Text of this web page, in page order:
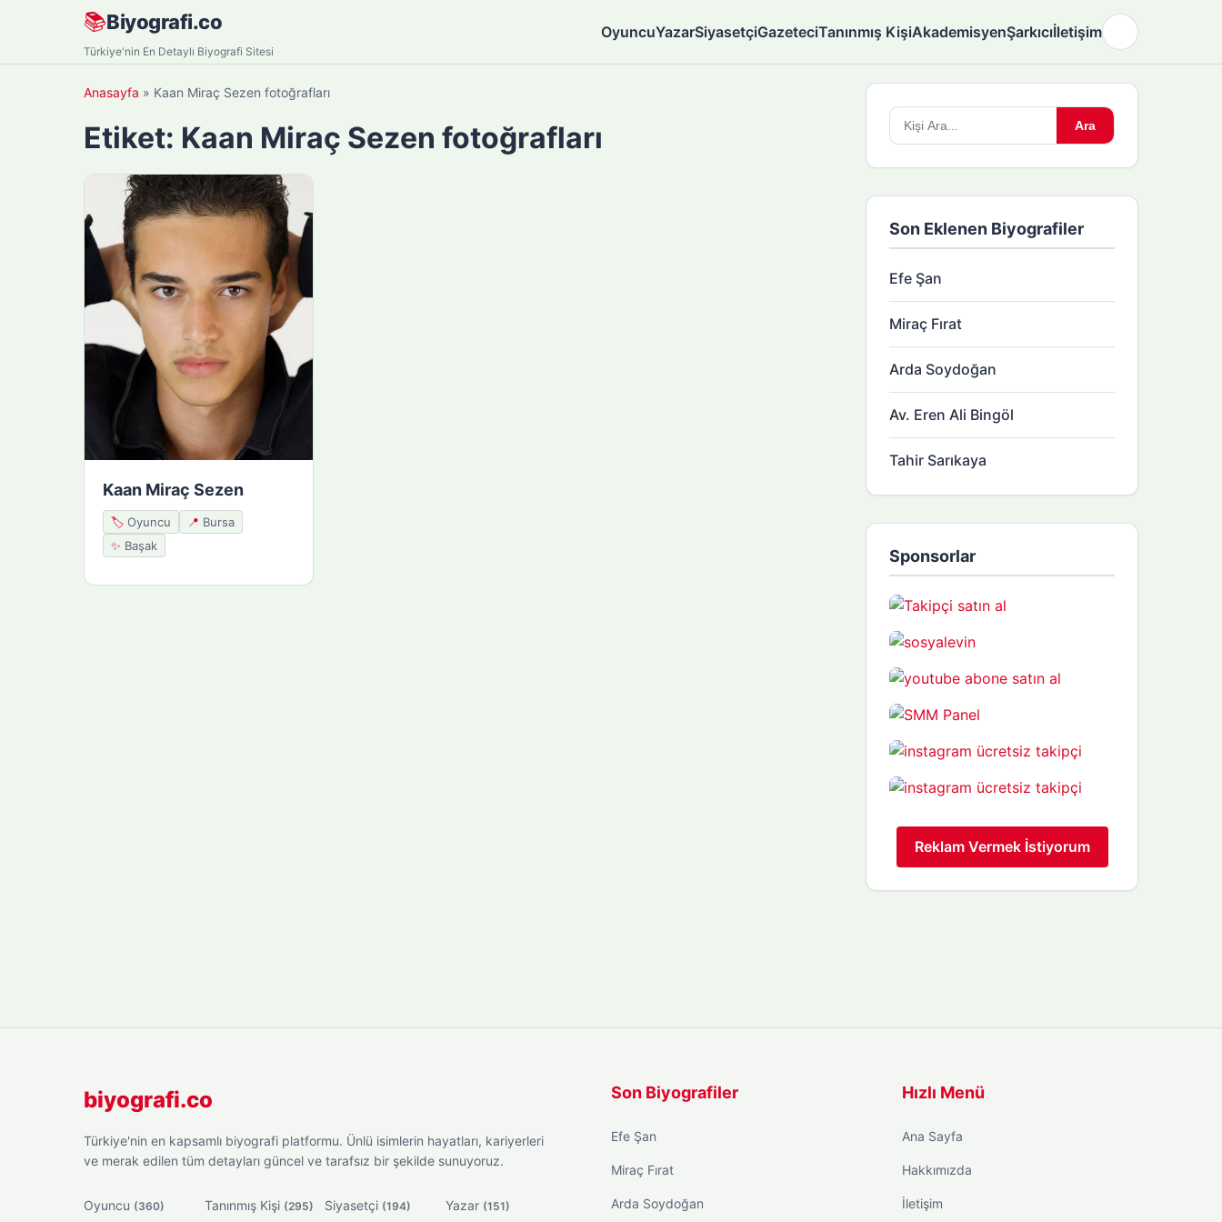
📚Biyografi.co
Türkiye'nin En Detaylı Biyografi Sitesi
OyuncuYazarSiyasetçiGazeteciTanınmış KişiAkademisyenŞarkıcıİletişim
Anasayfa » Kaan Miraç Sezen fotoğrafları
Etiket: Kaan Miraç Sezen fotoğrafları
Kaan Miraç Sezen
🏷️ Oyuncu 📍 Bursa
✨ Başak
Arama
yapın:
Ara
Son Eklenen Biyografiler
Efe Şan
Miraç Fırat
Arda Soydoğan
Av. Eren Ali Bingöl
Tahir Sarıkaya
Sponsorlar
Reklam Vermek İstiyorum
biyografi.co
Türkiye'nin en kapsamlı biyografi platformu. Ünlü isimlerin hayatları, kariyerleri
ve merak edilen tüm detayları güncel ve tarafsız bir şekilde sunuyoruz.
Oyuncu (360) Tanınmış Kişi (295) Siyasetçi (194) Yazar (151)
Son Biyografiler
Efe Şan
Miraç Fırat
Arda Soydoğan
Hızlı Menü
Ana Sayfa
Hakkımızda
İletişim